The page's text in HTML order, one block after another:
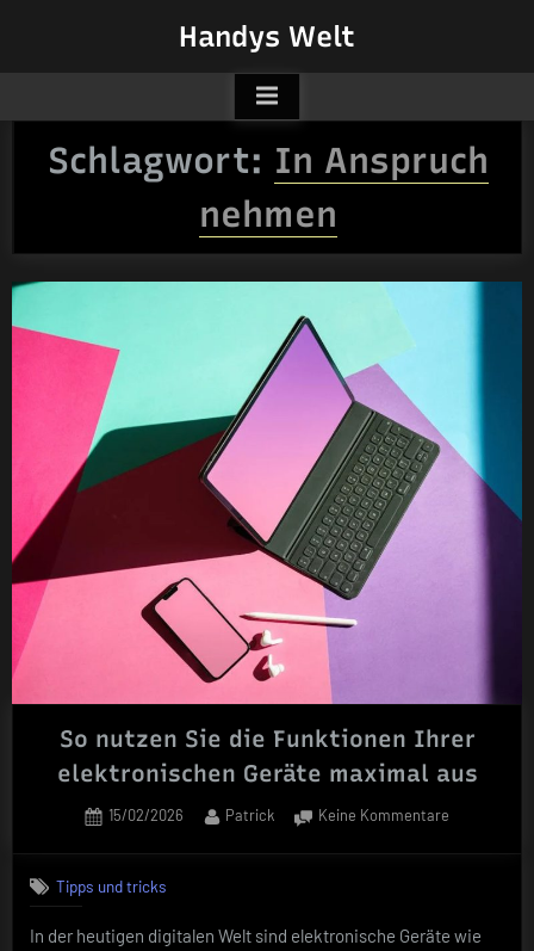
Handys Welt
Schlagwort: In Anspruch
nehmen
So nutzen Sie die Funktionen Ihrer
elektronischen Geräte maximal aus
Posted
15/02/2026 By
Patrick Keine Kommentare
Funktionen
Tipps und tricks
In der heutigen digitalen Welt sind elektronische Geräte wie